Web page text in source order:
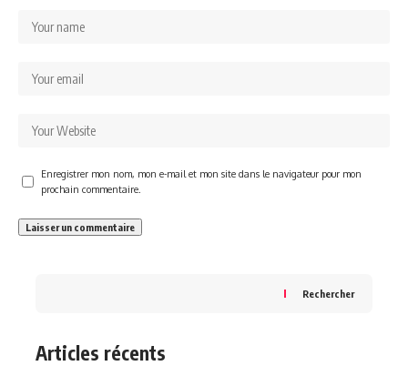
Enregistrer mon nom, mon e-mail et mon site dans le navigateur pour mon
prochain commentaire.
Rechercher
Articles récents